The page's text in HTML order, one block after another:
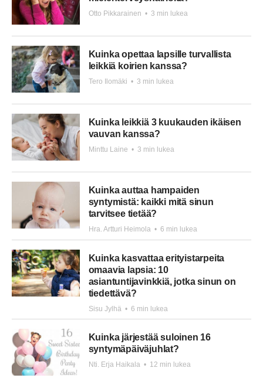
Otto Pikkarainen • 3 min lukea
Kuinka opettaa lapsille turvallista
leikkiä koirien kanssa?
Tero Ilomäki • 3 min lukea
Kuinka leikkiä 3 kuukauden ikäisen
vauvan kanssa?
Minttu Laine • 3 min lukea
Kuinka auttaa hampaiden
syntymistä: kaikki mitä sinun
tarvitsee tietää?
Hra. Artturi Heimola • 6 min lukea
Kuinka kasvattaa erityistarpeita
omaavia lapsia: 10
asiantuntijavinkkiä, jotka sinun on
tiedettävä?
Sisu Jylhä • 6 min lukea
Kuinka järjestää suloinen 16
syntymäpäiväjuhlat?
Nti. Erja Haikala • 12 min lukea